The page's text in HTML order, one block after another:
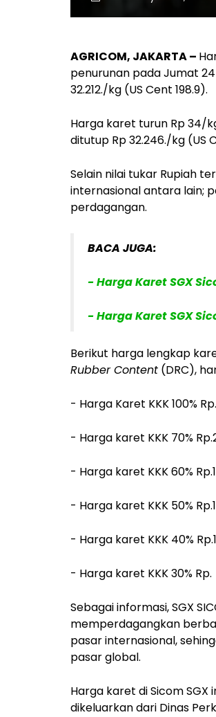
AGRICOM, JAKARTA –
penurunan pada Jumat
32.212./kg (US Cent 198.9).
Harga karet turun Rp 34/
ditutup Rp 32.246./kg (US
Selain nilai tukar Rupiah
internasional antara lain;
perdagangan.
BACA JUGA:
- Harga Karet SGX
- Harga Karet SGX
Berikut harga lengkap
Rubber Content (DRC),
- Harga Karet KKK 100%
- Harga karet KKK 70%
- Harga karet KKK 60%
- Harga karet KKK 50%
- Harga karet KKK 40%
- Harga karet KKK 30%
Sebagai informasi, SGX
memperdagangkan
pasar internasional,
pasar global.
Harga karet di Sicom
dikeluarkan dari Dinas